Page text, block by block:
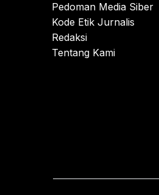
Pedoman Media Siber
Kode Etik Jurnalis
Redaksi
Tentang Kami